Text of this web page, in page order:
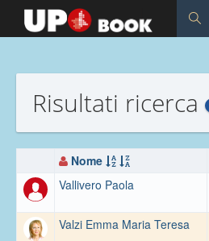
Risultati ricerca
Nome
Vallivero Paola
Valzi Emma Maria Teresa